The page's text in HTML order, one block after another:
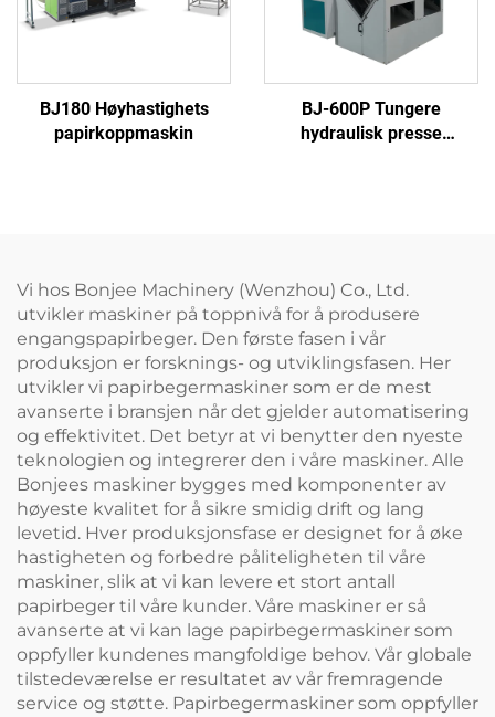
BJ180 Høyhastighets
papirkoppmaskin
BJ-600P Tungere
hydraulisk presse
Vi hos Bonjee Machinery (Wenzhou) Co., Ltd.
utvikler maskiner på toppnivå for å produsere
engangspapirbeger. Den første fasen i vår
produksjon er forsknings- og utviklingsfasen. Her
utvikler vi papirbegermaskiner som er de mest
avanserte i bransjen når det gjelder automatisering
og effektivitet. Det betyr at vi benytter den nyeste
teknologien og integrerer den i våre maskiner. Alle
Bonjees maskiner bygges med komponenter av
høyeste kvalitet for å sikre smidig drift og lang
levetid. Hver produksjonsfase er designet for å øke
hastigheten og forbedre påliteligheten til våre
maskiner, slik at vi kan levere et stort antall
papirbeger til våre kunder. Våre maskiner er så
avanserte at vi kan lage papirbegermaskiner som
oppfyller kundenes mangfoldige behov. Vår globale
tilstedeværelse er resultatet av vår fremragende
service og støtte. Papirbegermaskiner som oppfyller